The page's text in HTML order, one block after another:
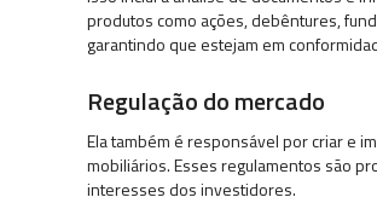
produtos como ações, debêntures,
garantindo que estejam em
Regulação do mercado
Ela também é responsável por criar e
mobiliários. Esses regulamentos são
interesses dos investidores.